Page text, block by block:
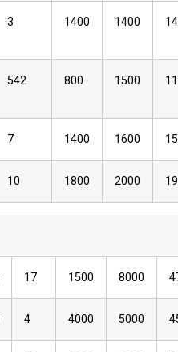
3 1400 1400
542 800 1500
7 1400 1600
10 1800 2000
17 1500 8000
4 4000 5000